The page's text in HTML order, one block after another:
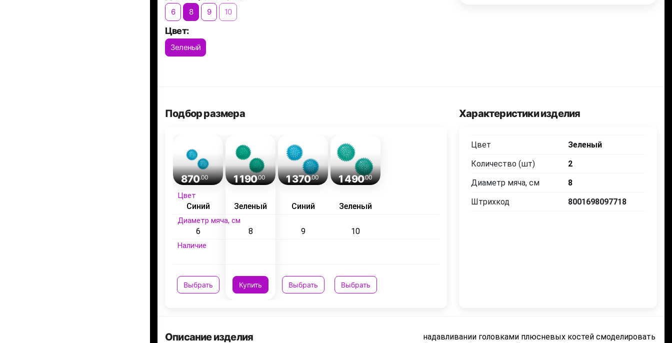
6 8 9 10
Цвет:
Зеленый
Подбор размера
Цвет
Диаметр мяча, см
Наличие
870.00
Синий
6
Выбрать
1 190.00
Зеленый
8
Купить
1 370.00
Синий
9
Выбрать
1 490.00
Зеленый
10
Выбрать
Характеристики изделия
Цвет
Зеленый
Количество (шт)
2
Диаметр мяча, см
8
Штрихкод
8001698097718
Описание изделия
надавливании головками плюсневых костей смоделировать